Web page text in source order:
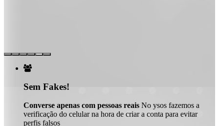

Sem Fakes!
Converse apenas com pessoas reais No ysos fazemos a
verificação do celular na hora de criar a conta para evitar
perfis falsos